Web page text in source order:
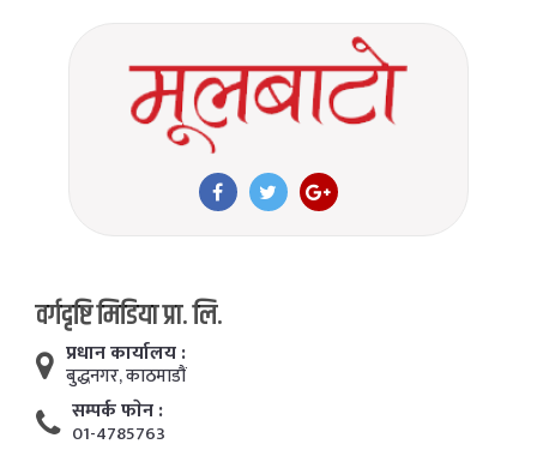
वर्गदृष्टि मिडिया प्रा. लि.
प्रधान कार्यालय :
बुद्धनगर, काठमाडाैं
सम्पर्क फाेन :
01-4785763